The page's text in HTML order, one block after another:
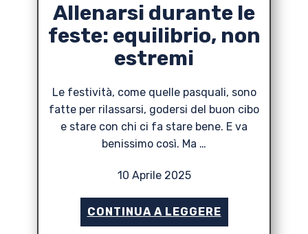
Allenarsi durante le
feste: equilibrio, non
estremi
Le festività, come quelle pasquali, sono
fatte per rilassarsi, godersi del buon cibo
e stare con chi ci fa stare bene. E va
benissimo così. Ma …
10 Aprile 2025
CONTINUA A LEGGERE